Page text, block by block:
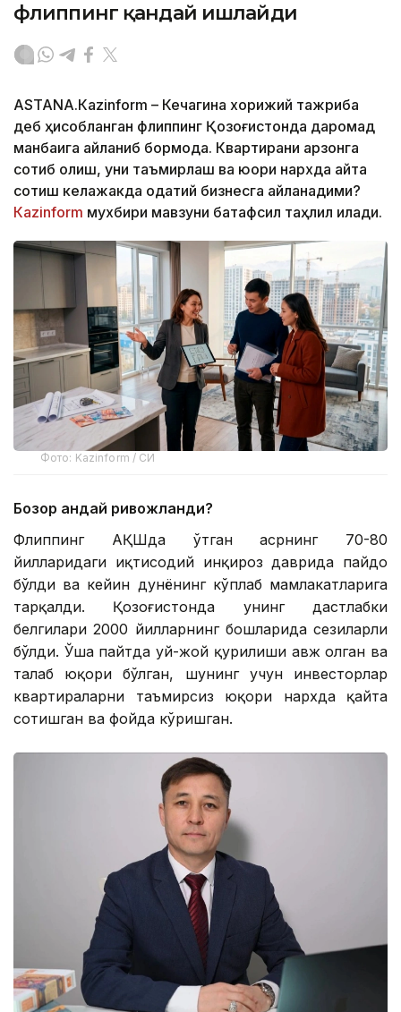
флиппинг қандай ишлайди
ASTANА.Кazinform – Кечагина хорижий тажриба
деб ҳисобланган флиппинг Қозоғистонда даромад
манбаига айланиб бормоқда. Квартирани арзонга
сотиб олиш, уни таъмирлаш ва юқори нархда қайта
сотиш келажакда одатий бизнесга айланадими?
Кazinform мухбири мавзуни батафсил таҳлил қилади.
Фото: Kazinform / СИ
Бозор қандай ривожланди?
Флиппинг АҚШда ўтган асрнинг 70-80
йилларидаги иқтисодий инқироз даврида пайдо
бўлди ва кейин дунёнинг кўплаб мамлакатларига
тарқалди. Қозоғистонда унинг дастлабки
белгилари 2000 йилларнинг бошларида сезиларли
бўлди. Ўша пайтда уй-жой қурилиши авж олган ва
талаб юқори бўлган, шунинг учун инвесторлар
квартираларни таъмирсиз юқори нархда қайта
сотишган ва фойда кўришган.